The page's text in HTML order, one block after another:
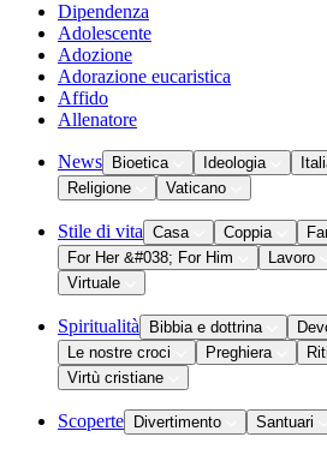
Dipendenza
Adolescente
Adozione
Adorazione eucaristica
Affido
Allenatore
News Bioetica Ideologia
Religione
Vaticano
Stile di vita Casa Coppia
For Her &#038; For Him
Lavoro
Virtuale
Spiritualità Bibbia e dottrina
Le nostre croci
Preghiera Riti
Virtù cristiane
Scoperte Divertimento Santuari